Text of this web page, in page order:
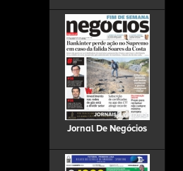
Jornal De Negócios